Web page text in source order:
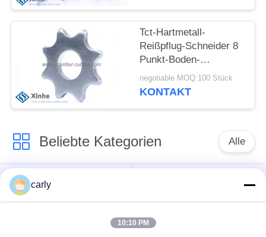
Tct-Hartmetall-
Reißpflug-Schneider 8
Punkt-Boden-
Reißpflug-Rad-Zähne
negotiable MOQ:100 Stück
KONTAKT
Beliebte Kategorien Alle
Reißpflug-Schneider
PCD-
Schneidmaschinen
carly
10:10 PM